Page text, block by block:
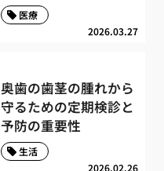
2026.03.27
医療
奥歯の歯茎の腫れから
守るための定期検診と
予防の重要性
2026.02.26
生活